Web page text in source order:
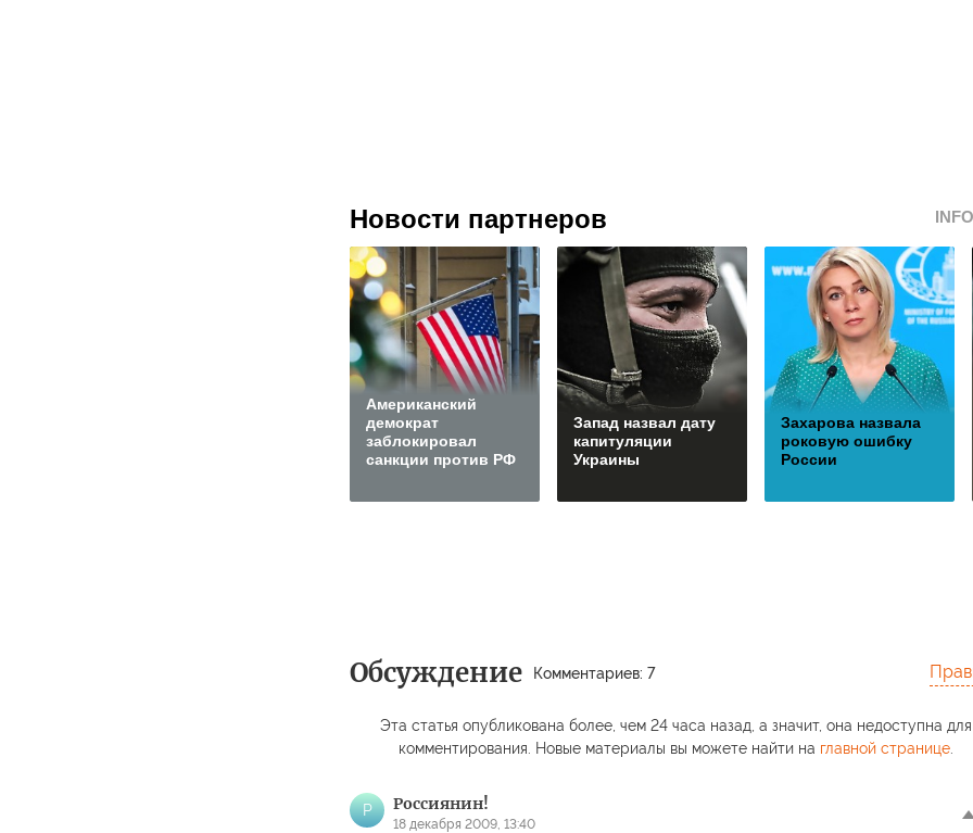
Новости партнеров
Американский
демократ
заблокировал
санкции против РФ
Запад назвал дату
капитуляции
Украины
Захарова назвала
роковую ошибку
России
Обсуждение Комментариев: 7
Эта статья опубликована более, чем 24 часа назад, а значит, она недоступна для
комментирования. Новые материалы вы можете найти на главной странице.
Р Россиянин!
18 декабря 2009, 13:40